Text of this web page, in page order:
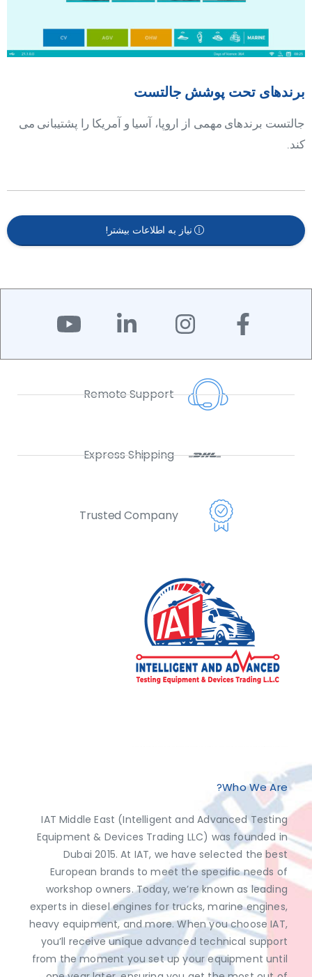
برندهای تحت پوشش جالتست
جالتست برندهای مهمی از اروپا، آسیا و آمریکا را پشتیبانی می
کند.
نیاز به اطلاعات بیشتر!
Remote Support
Express Shipping
Trusted Company
Who We Are?
IAT Middle East (Intelligent and Advanced Testing
Equipment & Devices Trading LLC) was founded in
Dubai 2015. At IAT, we have selected the best
European brands to meet the specific needs of
workshop owners. Today, we’re known as leading
experts in diesel engines for trucks, marine engines,
heavy equipment, and more. When you choose IAT,
you’ll receive unique advanced technical support
from the moment you set up your equipment until